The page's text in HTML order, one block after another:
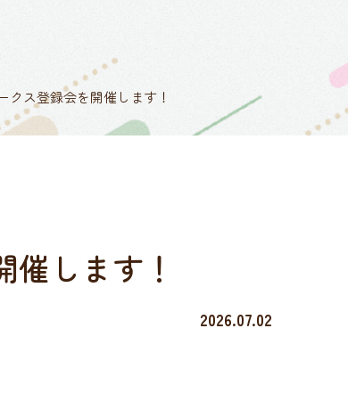
クス登録会を開催します！
します！
2026.07.02